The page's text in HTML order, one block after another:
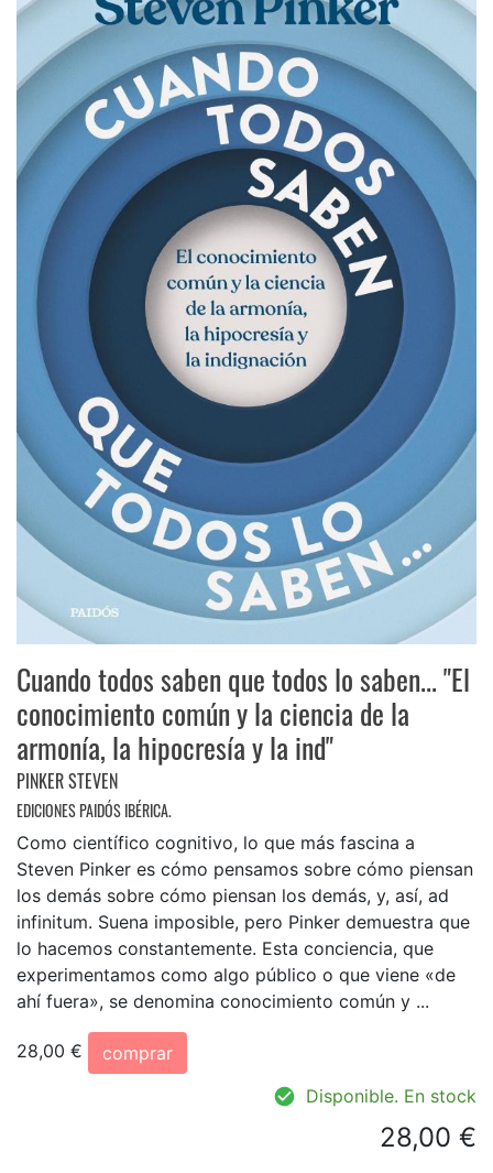
Cuando todos saben que todos lo saben... "El
conocimiento común y la ciencia de la
armonía, la hipocresía y la ind"
PINKER STEVEN
EDICIONES PAIDÓS IBÉRICA.
Como científico cognitivo, lo que más fascina a
Steven Pinker es cómo pensamos sobre cómo piensan
los demás sobre cómo piensan los demás, y, así, ad
infinitum. Suena imposible, pero Pinker demuestra que
lo hacemos constantemente. Esta conciencia, que
experimentamos como algo público o que viene «de
ahí fuera», se denomina conocimiento común y ...
28,00 €
comprar
Disponible. En stock
28,00 €